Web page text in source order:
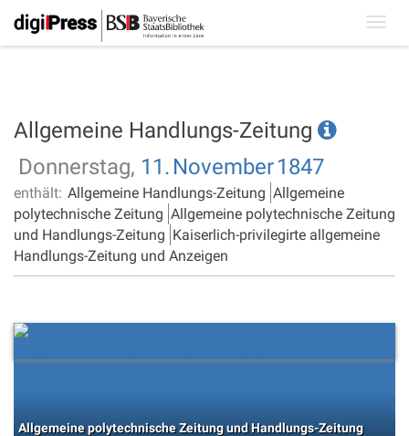
Allgemeine Handlungs-Zeitung
Donnerstag, 11. November1847
enthält: Allgemeine Handlungs-Zeitung Allgemeine
polytechnische Zeitung Allgemeine polytechnische Zeitung
und Handlungs-Zeitung Kaiserlich-privilegirte allgemeine
Handlungs-Zeitung und Anzeigen
Allgemeine polytechnische Zeitung und Handlungs-Zeitung